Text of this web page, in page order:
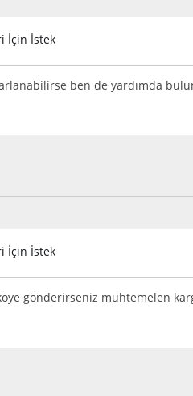
İçin İstek
ben de yardımda
İçin İstek
gönderirseniz muhtemelen